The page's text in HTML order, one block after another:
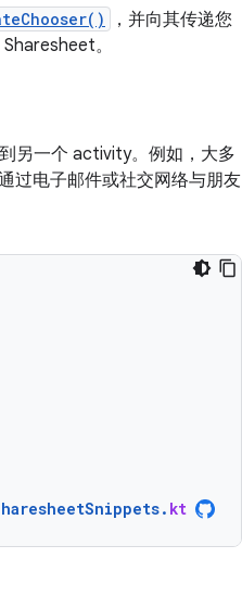
，并向其传递您
。
另一个 activity。例如，大多
过电子邮件或社交网络与朋友
. kt